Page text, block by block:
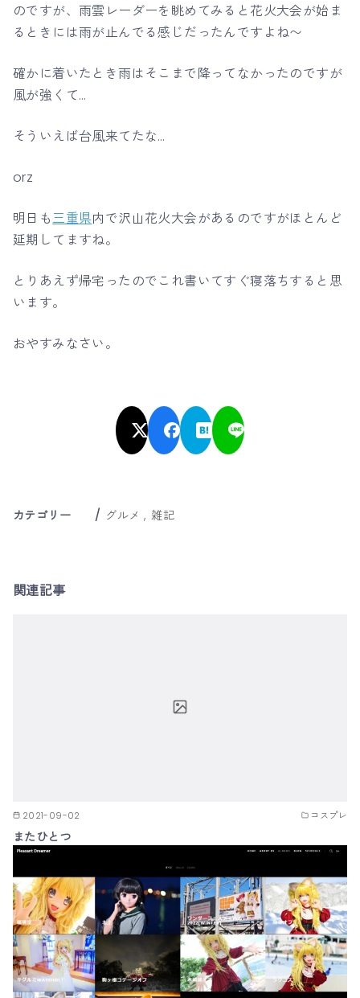
のですが、雨雲レーダーを眺めてみると花火大会が始ま
るときには雨が止んでる感じだったんですよね〜
確かに着いたとき雨はそこまで降ってなかったのですが
風が強くて…
そういえば台風来てたな…
orz
明日も三重県内で沢山花火大会があるのですがほとんど
延期してますね。
とりあえず帰宅ったのでこれ書いてすぐ寝落ちすると思
います。
おやすみなさい。
カテゴリー グルメ 雑記
関連記事
2021-09-02 コスプレ
またひとつ